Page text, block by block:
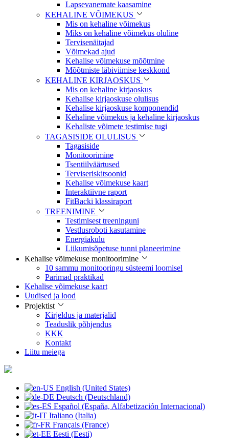
Lapsevanemate kaasamine
KEHALINE VÕIMEKUS
Mis on kehaline võimekus
Miks on kehaline võimekus oluline
Tervisenäitajad
Võimekad ajud
Kehalise võimekuse mõõtmine
Mõõtmiste läbiviimise keskkond
KEHALINE KIRJAOSKUS
Mis on kehaline kirjaoskus
Kehalise kirjaoskuse olulisus
Kehalise kirjaoskuse komponendid
Kehaline võimekus ja kehaline kirjaoskus
Kehaliste võimete testimise tugi
TAGASISIDE OLULISUS
Tagasiside
Monitoorimine
Tsentiilväärtused
Terviseriskitsoonid
Kehalise võimekuse kaart
Interaktiivne raport
FitBacki klassiraport
TREENIMINE
Testimisest treeninguni
Vestlusroboti kasutamine
Energiakulu
Liikumisõpetuse tunni planeerimine
Kehalise võimekuse monitoorimine
10 sammu monitooringu süsteemi loomisel
Parimad praktikad
Kehalise võimekuse kaart
Uudised ja lood
Projektist
Kirjeldus ja materjalid
Teaduslik põhjendus
KKK
Kontakt
Liitu meiega
English (United States)
Deutsch (Deutschland)
Español (España, Alfabetización Internacional)
Italiano (Italia)
Français (France)
Eesti (Eesti)